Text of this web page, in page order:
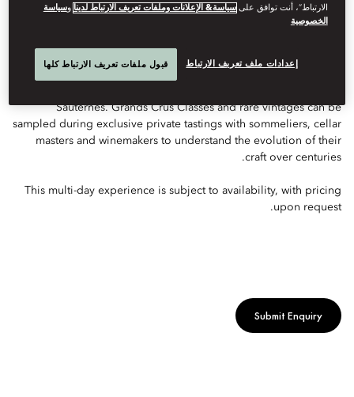
Mandarin Oriental, Paris, home to an exceptional on-site cellar,
before venturing to Bordeaux to discover one of the finest wine
Sauternes. Grands Crus Classés and rare vintages can be
sampled during exclusive private tastings with sommeliers, cellar
masters and winemakers to understand the evolution of their
craft over centuries.
This multi-day experience is subject to availability, with pricing
upon request.
Submit Enquiry
الارتباط”، أنت توافق علىسياسة& الإعلانات وملفات تعريف الارتباط لدينا وسياسة
الخصوصية
إعدادات ملف تعريف الارتباط قبول ملفات تعريف الارتباط كلها